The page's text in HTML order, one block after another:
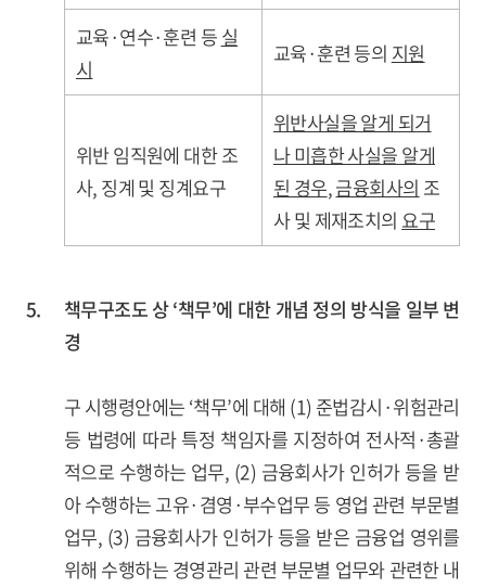
교육·연수·훈련 등실
시
교육·훈련 등의 지원
위반 임직원에 대한 조
사, 징계 및 징계요구
위반사실을 알게 되거
나 미흡한 사실을 알게
된 경우,금융회사의 조
사 및 제재조치의 요구
5.
책무구조도 상 ‘책무’에 대한 개념 정의 방식을 일부 변
경
구 시행령안에는 ‘책무’에 대해 (1) 준법감시·위험관리
등 법령에 따라 특정 책임자를 지정하여 전사적·총괄
적으로 수행하는 업무, (2) 금융회사가 인허가 등을 받
아 수행하는 고유·겸영·부수업무 등 영업 관련 부문별
업무, (3) 금융회사가 인허가 등을 받은 금융업 영위를
위해 수행하는 경영관리 관련 부문별 업무와 관련한 내